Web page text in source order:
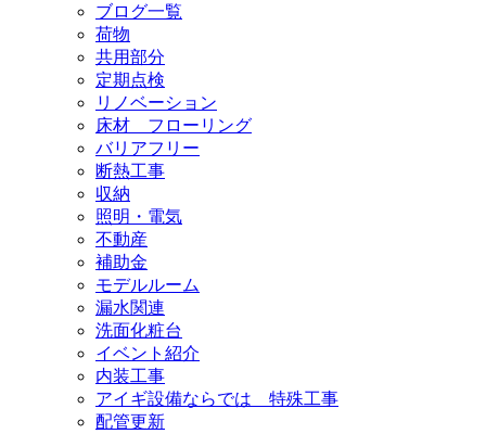
ブログ一覧
荷物
共用部分
定期点検
リノベーション
床材 フローリング
バリアフリー
断熱工事
収納
照明・電気
不動産
補助金
モデルルーム
漏水関連
洗面化粧台
イベント紹介
内装工事
アイギ設備ならでは 特殊工事
配管更新